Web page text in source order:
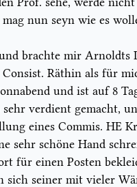
nun seyn wie es
brachte mir Arnoldts
Räthin als für
und ist auf 8
verdient gemacht,
eines Commis. HE
sehr schöne Hand
für einen Posten
sich seiner mit vieler